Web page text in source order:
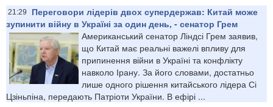
21:29
Переговори лідерів двох супердержав: Китай може
зупинити війну в Україні за один день, - сенатор Грем
Американський сенатор Ліндсі Грем заявив,
що Китай має реальні важелі впливу для
припинення війни в Україні та конфлікту
навколо Ірану. За його словами, достатньо
лише одного рішення китайського лідера Сі
Цзіньпіна, передають Патріоти України. В ефірі ...